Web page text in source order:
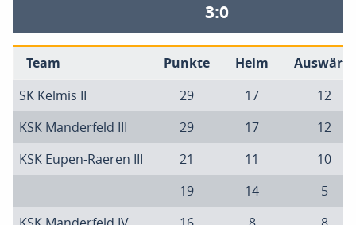
3:0
Team Punkte Heim
Auswärts
SK Kelmis II
29 17
12
KSK Manderfeld III
29 17
12
KSK Eupen-Raeren III
21 11
10
19
14
5